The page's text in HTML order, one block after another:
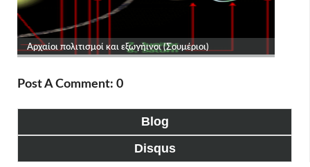
Post A Comment: 0
Blog
Disqus